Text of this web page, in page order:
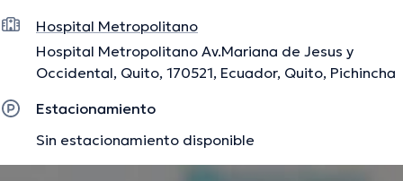
Hospital Metropolitano
Hospital Metropolitano Av.Mariana de Jesus y
Occidental, Quito, 170521, Ecuador, Quito, Pichincha
Estacionamiento
Sin estacionamiento disponible